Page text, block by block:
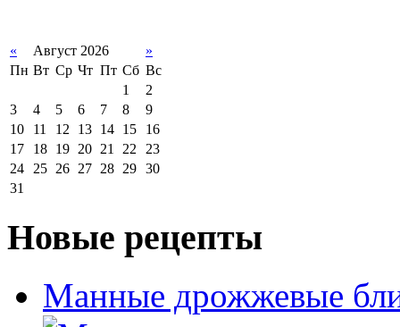
« Август 2026
»
Пн Вт Ср Чт Пт Сб Вс
1
2
3
4 5 6 7 8
9
10
11 12 13 14 15
16
17
18 19 20 21 22 23
24 25 26 27 28 29 30
31
Новые рецепты
Манные дрожжевые